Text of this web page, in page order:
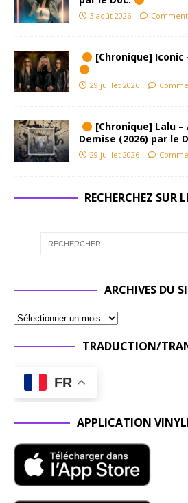
3 août 2026
[Chronique] Iconic
29 juillet 2026
[Chronique] Lalu –
Demise (2026) par le
29 juillet 2026
RECHERCHEZ SUR
ARCHIVES DU
TRADUCTION/
FR
APPLICATION